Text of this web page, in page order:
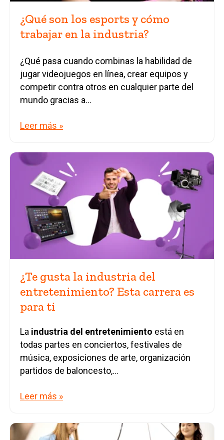
¿Qué son los esports y cómo
trabajar en la industria?
¿Qué pasa cuando combinas la habilidad de
jugar videojuegos en línea, crear equipos y
competir contra otros en cualquier parte del
mundo gracias a...
Leer más »
¿Te gusta la industria del
entretenimiento? Esta carrera es
para ti
La industria del entretenimiento está en
todas partes en conciertos, festivales de
música, exposiciones de arte, organización
partidos de baloncesto,...
Leer más »